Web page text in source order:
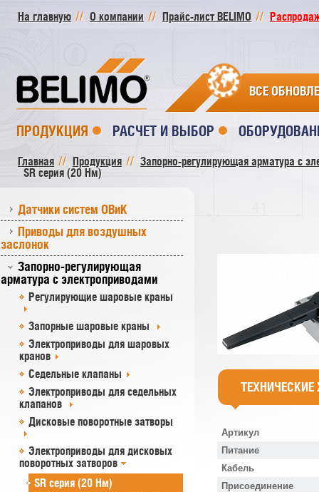
На главную О компании Прайс-лист BELIMO
ВСЕ
ПРОДУКЦИЯ РАСЧЕТ И ВЫБОР
Главная Продукция
Запорно-регулирующая арматура с
SR cерия (20 Нм)
Датчики систем ОВиК
Приводы для воздушных
заслонок
Запорно-регулирующая
арматура с электроприводами
Регулирующие шаровые краны
Запорные шаровые краны
Электроприводы для шаровых
кранов
Седельные клапаны
Электроприводы для седельных
клапанов
Дисковые поворотные затворы
Электроприводы для дисковых
поворотных затворов
SR cерия (20 Нм)
Артикул
Питание
Кабель
Присоединение